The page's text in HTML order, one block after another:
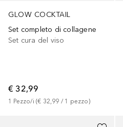
GLOW COCKTAIL
Set completo di collagene
Set cura del viso
€ 32,99
1 Pezzo/i (€ 32,99 / 1 pezzo)